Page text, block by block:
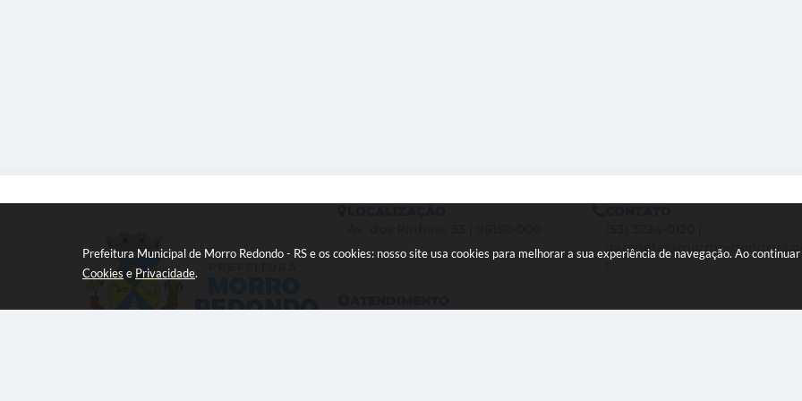
Prefeitura Municipal de Morro Redondo - RS e os cookies: nosso site usa cookies para melhorar a sua experiência de navegação. Ao
Cookies e Privacidade.